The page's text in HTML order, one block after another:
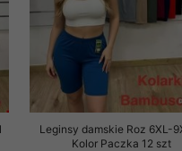
Leginsy damskie Roz 6XL-
Kolor Paczka 12 szt